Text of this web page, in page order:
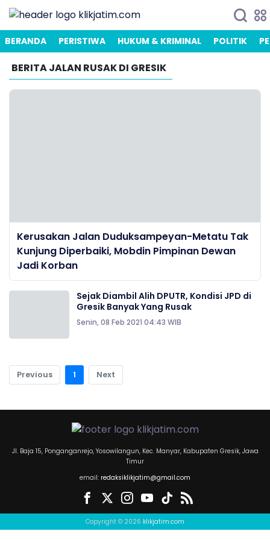
BERANDA PERISTIWA HUKUM & KRIMINAL POLITIK
BERITA JALAN RUSAK DI GRESIK
Kerusakan Jalan Duduksampeyan-Metatu Tak
Kunjung Diperbaiki, Mobdin Pimpinan Dewan
Jadi Korban
Sejak Diambil Alih DPUTR, Kondisi JPD di
Gresik Banyak Yang Rusak
Senin, 08 Feb 2021 04:43 WIB
Previous 1 Next
Jl. Baja 15, Ponganganrejo, Yosowilangun, Kec. Manyar, Kabupaten Gresik, Jawa
Timur
email: redaksiklikjatim@gmail.com
Copyright © 2026 klikjatim.com